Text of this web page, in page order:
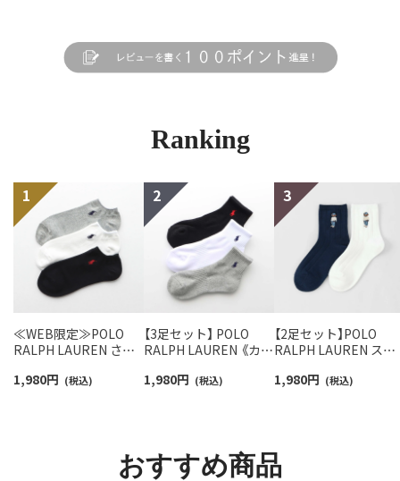
Ranking
≪WEB限定≫POLO
RALPH LAUREN さら
スニーカー丈ソックス
1,980円 (税込)
【3足セット】 POLO
RALPH LAUREN 《カラ
ンポイントソックス シ
1,980円 (税込)
【2足セット】POLO
RALPH LAUREN スタ
ロベア オーガニック
1,980円 (税込)
おすすめ商品